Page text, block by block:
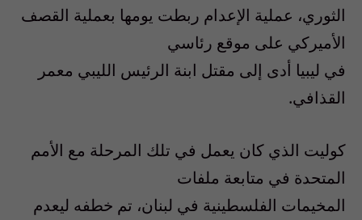
الثوري، عملية الإعدام ربطت يومها بعملية القصف
الأميركي على موقع رئاسي
في ليبيا أدى إلى مقتل ابنة الرئيس الليبي معمر
القذافي.
كوليت الذي كان يعمل في تلك المرحلة مع الأمم
المتحدة في متابعة ملفات
المخيمات الفلسطينية في لبنان، تم خطفه ليعدم